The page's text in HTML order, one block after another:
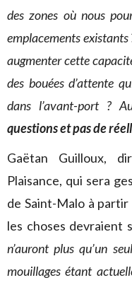
des zones où nous
emplacements
augmenter cette
des bouées d’attente
dans l’avant-port ?
questions et pas de
Gaëtan Guilloux,
Plaisance, qui sera
de Saint-Malo à
les choses devraient
n’auront plus qu’un
mouillages étant